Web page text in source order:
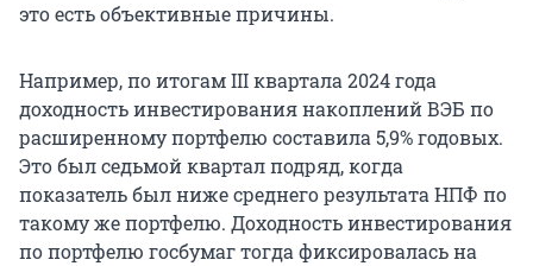
это есть объективные причины.
Например, по итогам III квартала 2024 года
доходность инвестирования накоплений ВЭБ по
расширенному портфелю составила 5,9% годовых.
Это был седьмой квартал подряд, когда
показатель был ниже среднего результата НПФ по
такому же портфелю. Доходность инвестирования
по портфелю госбумаг тогда фиксировалась на